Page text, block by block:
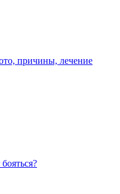
причины, лечение